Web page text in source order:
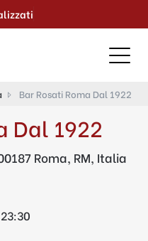
Bar Rosati Roma Dal 1922
Dal 1922
Roma, RM, Italia